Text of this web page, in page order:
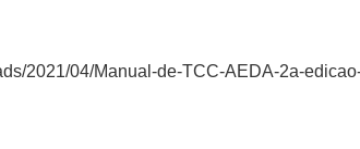
2021/04/Manual-de-TCC-AEDA-2a-